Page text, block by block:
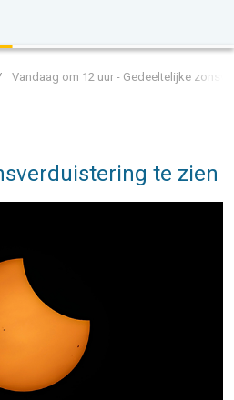
Vandaag om 12 uur - Gedeeltelijke
te zien